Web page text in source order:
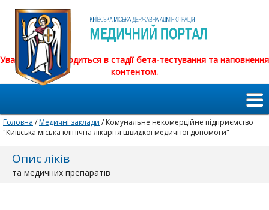
Увага! Сайт знаходиться в стадії бета-тестування та наповнення
контентом.
Головна /Медичні заклади / Комунальне некомерційне підприємство
"Київська міська клінічна лікарня швидкої медичної допомоги"
Опис ліків
та медичних препаратів